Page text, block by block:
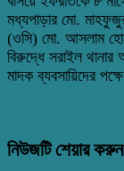
মধ্যপাড়ার মো.
(ওসি) মো. আসলাম
বিরুদ্ধে সরাইল
মাদক ব্যবসায়িদের
নিউজটি শেয়ার করুন